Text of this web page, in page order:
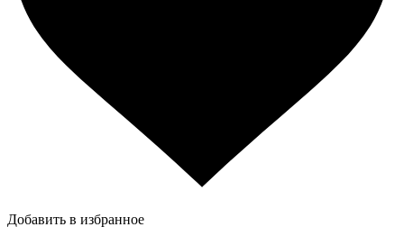
Добавить в избранное